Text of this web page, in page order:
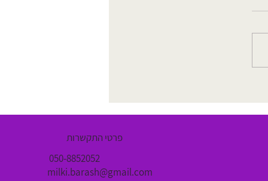
פרטי התקשרות
050-8852052
milki.barash@gmail.com